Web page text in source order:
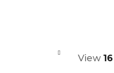
View 16